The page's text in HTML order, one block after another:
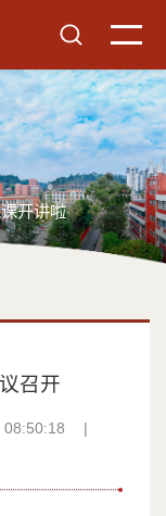
开讲啦
召开
08:50:18